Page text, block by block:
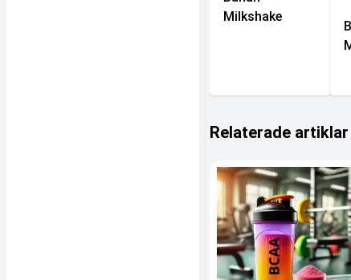
Milkshake
Relaterade artiklar